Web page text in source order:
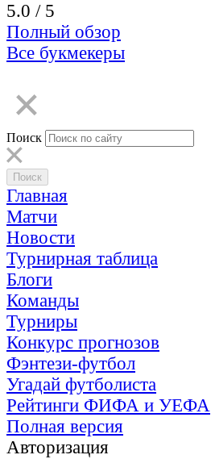
5.0 / 5
Полный обзор
Все букмекеры
Поиск
Главная
Матчи
Новости
Турнирная таблица
Блоги
Команды
Турниры
Конкурс прогнозов
Фэнтези-футбол
Угадай футболиста
Рейтинги ФИФА и УЕФА
Полная версия
Авторизация